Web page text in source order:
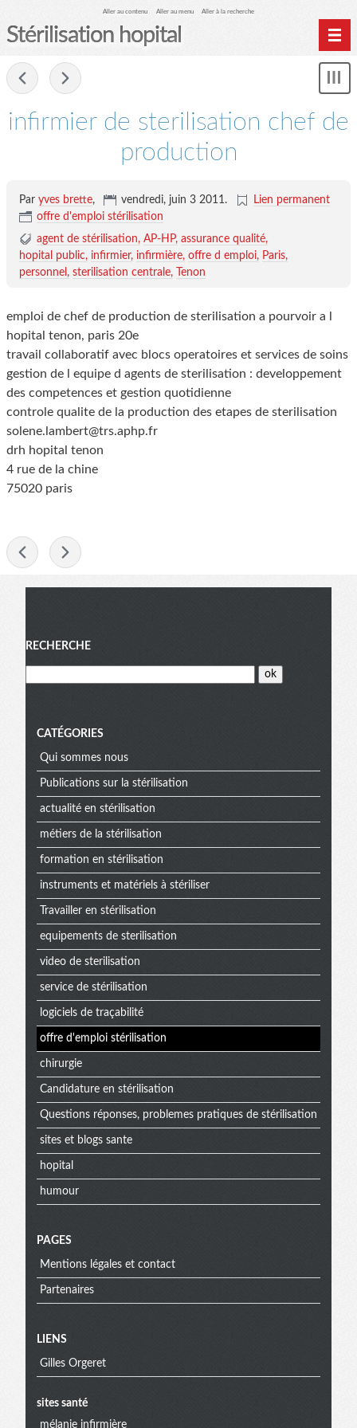
Aller au contenu Aller au menu Aller à la recherche
Stérilisation hopital
infirmier de sterilisation chef de
production
Par yves brette, vendredi, juin 3 2011.
Lien permanent
offre d'emploi stérilisation
agent de stérilisation AP-HP assurance qualité
hopital public infirmier infirmière offre d emploi
Paris
personnel
sterilisation centrale Tenon
emploi de chef de production de sterilisation a pourvoir a l
hopital tenon, paris 20e
travail collaboratif avec blocs operatoires et services de soins
gestion de l equipe d agents de sterilisation : developpement
des competences et gestion quotidienne
controle qualite de la production des etapes de sterilisation
solene.lambert@trs.aphp.fr
drh hopital tenon
4 rue de la chine
75020 paris
Menu
RECHERCHE
CATÉGORIES
Qui sommes nous
Publications sur la stérilisation
actualité en stérilisation
métiers de la stérilisation
formation en stérilisation
instruments et matériels à stériliser
Travailler en stérilisation
equipements de sterilisation
video de sterilisation
service de stérilisation
logiciels de traçabilité
offre d'emploi stérilisation
chirurgie
Candidature en stérilisation
Questions réponses, problemes pratiques de stérilisation
sites et blogs sante
hopital
humour
PAGES
Mentions légales et contact
Partenaires
Menu
extra
LIENS
Gilles Orgeret
sites santé
mélanie infirmière